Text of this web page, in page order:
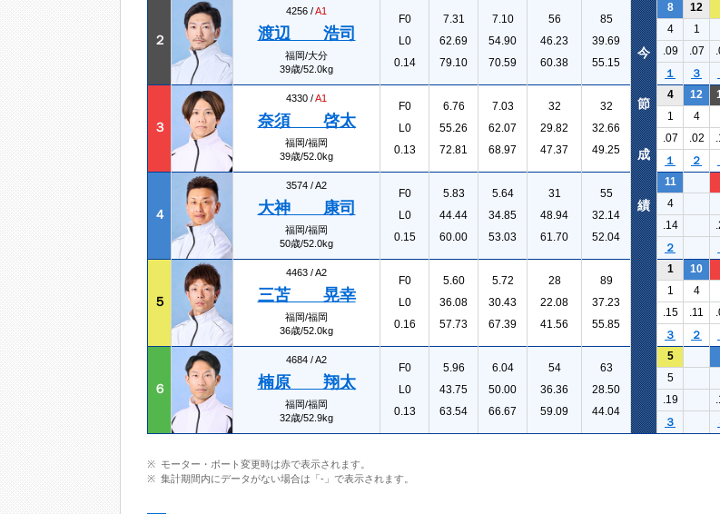
２
4256 /A1
渡辺 浩司
福岡/大分
39歳/52.0kg
F0
L0
0.14
7.31
62.69
79.10
7.10
54.90
70.59
56
46.23
60.38
85
39.69
55.15
8 12
4
1
.09
.07
１
３
３
4330 /A1
奈須 啓太
福岡/福岡
39歳/52.0kg
F0
L0
0.13
6.76
55.26
72.81
7.03
62.07
68.97
32
29.82
47.37
32
32.66
49.25
4 12
1
4
.07
.02
１
２
４
3574 /A2
大神 康司
福岡/福岡
50歳/52.0kg
F0
L0
0.15
5.83
44.44
60.00
5.64
34.85
53.03
31
48.94
61.70
55
32.14
52.04
11
4
.14
２
５
4463 /A2
三苫 晃幸
福岡/福岡
36歳/52.0kg
F0
L0
0.16
5.60
36.08
57.73
5.72
30.43
67.39
28
22.08
41.56
89
37.23
55.85
1 10
1
4
.15
.11
３
２
６
4684 /A2
楠原 翔太
福岡/福岡
32歳/52.9kg
F0
L0
0.13
5.96
43.75
63.54
6.04
50.00
66.67
54
36.36
59.09
63
28.50
44.04
5
5
.19
３
今
節
成
績
モーター・ボート変更時は赤で表示されます。
集計期間内にデータがない場合は「-」で表示されます。